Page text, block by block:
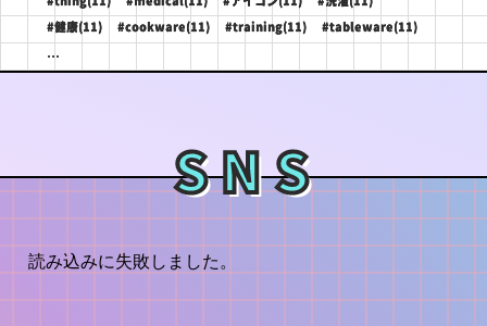
#健康(11) #cookware(11) #training(11) #tableware(11)
...
SNS
読み込みに失敗しました。